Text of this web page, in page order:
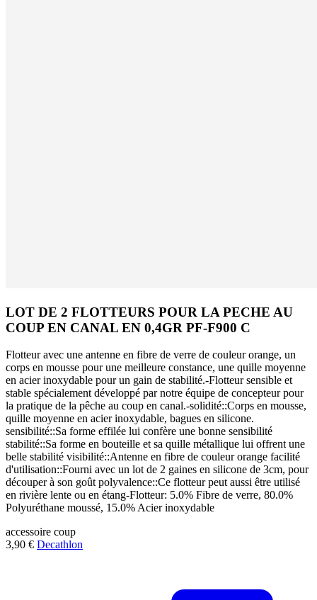
LOT DE 2 FLOTTEURS POUR LA PECHE AU
COUP EN CANAL EN 0,4GR PF-F900 C
Flotteur avec une antenne en fibre de verre de couleur orange, un
corps en mousse pour une meilleure constance, une quille moyenne
en acier inoxydable pour un gain de stabilité.-Flotteur sensible et
stable spécialement développé par notre équipe de concepteur pour
la pratique de la pêche au coup en canal.-solidité::Corps en mousse,
quille moyenne en acier inoxydable, bagues en silicone.
sensibilité::Sa forme effilée lui confère une bonne sensibilité
stabilité::Sa forme en bouteille et sa quille métallique lui offrent une
belle stabilité visibilité::Antenne en fibre de couleur orange facilité
d'utilisation::Fourni avec un lot de 2 gaines en silicone de 3cm, pour
découper à son goût polyvalence::Ce flotteur peut aussi être utilisé
en rivière lente ou en étang-Flotteur: 5.0% Fibre de verre, 80.0%
Polyuréthane moussé, 15.0% Acier inoxydable
accessoire coup
3,90 € Decathlon